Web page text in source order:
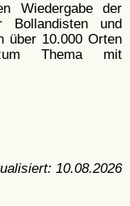
Wiedergabe der
Bollandisten und
über 10.000 Orten
Thema mit
10.08.2026